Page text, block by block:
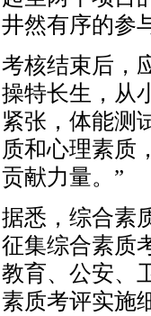
井然有序的参
考核结束后，
操特长生，从
紧张，体能测
质和心理素质
贡献力量。”
据悉，综合素
征集综合素质
教育、公安、
素质考评实施